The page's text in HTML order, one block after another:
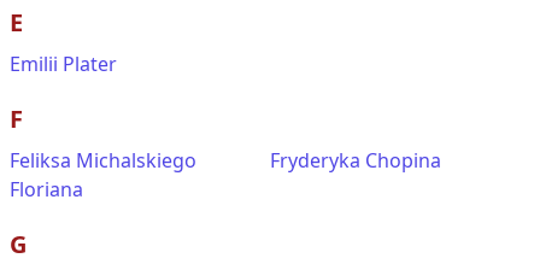
E
Emilii Plater
F
Feliksa Michalskiego
Floriana
Fryderyka Chopina
G